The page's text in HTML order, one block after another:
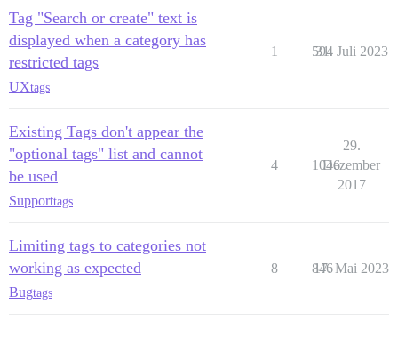
Tag "Search or create" text is
displayed when a category has
restricted tags
UXtags
1 594
31. Juli 2023
Existing Tags don't appear the
"optional tags" list and cannot
be used
Supporttags
4 1046
29.
Dezember
2017
Limiting tags to categories not
working as expected
Bugtags
8 846
17. Mai 2023